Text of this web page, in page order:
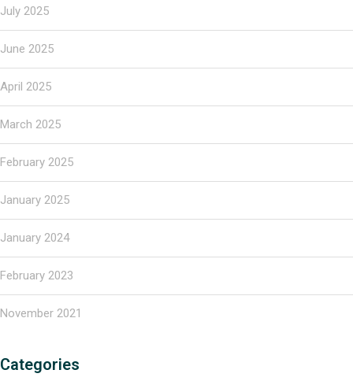
July 2025
June 2025
April 2025
March 2025
February 2025
January 2025
January 2024
February 2023
November 2021
Categories